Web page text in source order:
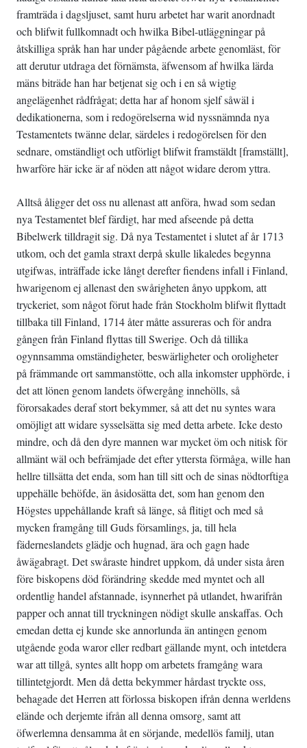
framträda i dagsljuset, samt huru arbetet har warit anordnadt
och blifwit fullkomnadt och hwilka Bibel-utläggningar på
åtskilliga språk han har under pågående arbete genomläst, för
att derutur utdraga det förnämsta, äfwensom af hwilka lärda
mäns biträde han har betjenat sig och i en så wigtig
angelägenhet rådfrågat; detta har af honom sjelf såwäl i
dedikationerna, som i redogörelserna wid nyssnämnda nya
Testamentets twänne delar, särdeles i redogörelsen för den
sednare, omständligt och utförligt blifwit framstäldt [framställt],
hwarföre här icke är af nöden att något widare derom yttra.
Alltså åligger det oss nu allenast att anföra, hwad som sedan
nya Testamentet blef färdigt, har med afseende på detta
Bibelwerk tilldragit sig. Då nya Testamentet i slutet af år 1713
utkom, och det gamla straxt derpå skulle likaledes begynna
utgifwas, inträffade icke långt derefter fiendens infall i Finland,
hwarigenom ej allenast den swårigheten ånyo uppkom, att
tryckeriet, som något förut hade från Stockholm blifwit flyttadt
tillbaka till Finland, 1714 åter måtte assureras och för andra
gången från Finland flyttas till Swerige. Och då tillika
ogynnsamma omständigheter, beswärligheter och oroligheter
på främmande ort sammanstötte, och alla inkomster upphörde, i
det att lönen genom landets öfwergång innehölls, så
förorsakades deraf stort bekymmer, så att det nu syntes wara
omöjligt att widare sysselsätta sig med detta arbete. Icke desto
mindre, och då den dyre mannen war mycket öm och nitisk för
allmänt wäl och befrämjade det efter yttersta förmåga, wille han
hellre tillsätta det enda, som han till sitt och de sinas nödtorftiga
uppehälle behöfde, än åsidosätta det, som han genom den
Högstes uppehållande kraft så länge, så flitigt och med så
mycken framgång till Guds församlings, ja, till hela
fäderneslandets glädje och hugnad, ära och gagn hade
åwägabragt. Det swåraste hindret uppkom, då under sista åren
före biskopens död förändring skedde med myntet och all
ordentlig handel afstannade, isynnerhet på utlandet, hwarifrån
papper och annat till tryckningen nödigt skulle anskaffas. Och
emedan detta ej kunde ske annorlunda än antingen genom
utgående goda waror eller redbart gällande mynt, och intetdera
war att tillgå, syntes allt hopp om arbetets framgång wara
tillintetgjordt. Men då detta bekymmer hårdast tryckte oss,
behagade det Herren att förlossa biskopen ifrån denna werldens
elände och derjemte ifrån all denna omsorg, samt att
öfwerlemna densamma åt en sörjande, medellös familj, utan